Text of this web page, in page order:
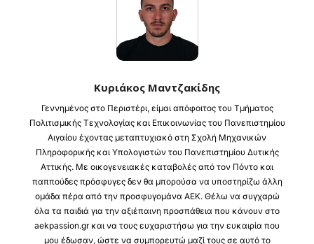
Κυριάκος Μαντζακίδης
Γεννημένος στο Περιστέρι, είμαι απόφοιτος του Τμήματος
Πολιτισμικής Τεχνολογίας και Επικοινωνίας του Πανεπιστημίου
Αιγαίου έχοντας μεταπτυχιακό στη Σχολή Μηχανικών
Πληροφορικής και Υπολογιστών του Πανεπιστημίου Δυτικής
Αττικής. Με οικογενειακές καταβολές από τον Πόντο και
παππούδες πρόσφυγες δεν θα μπορούσα να υποστηρίζω άλλη
ομάδα πέρα από την προσφυγομάνα ΑΕΚ. Θέλω να συγχαρώ
όλα τα παιδιά για την αξιέπαινη προσπάθεια που κάνουν στο
aekpassion.gr και να τους ευχαριστήσω για την ευκαιρία που
μου έδωσαν, ώστε να συμπορευτώ μαζί τους σε αυτό το